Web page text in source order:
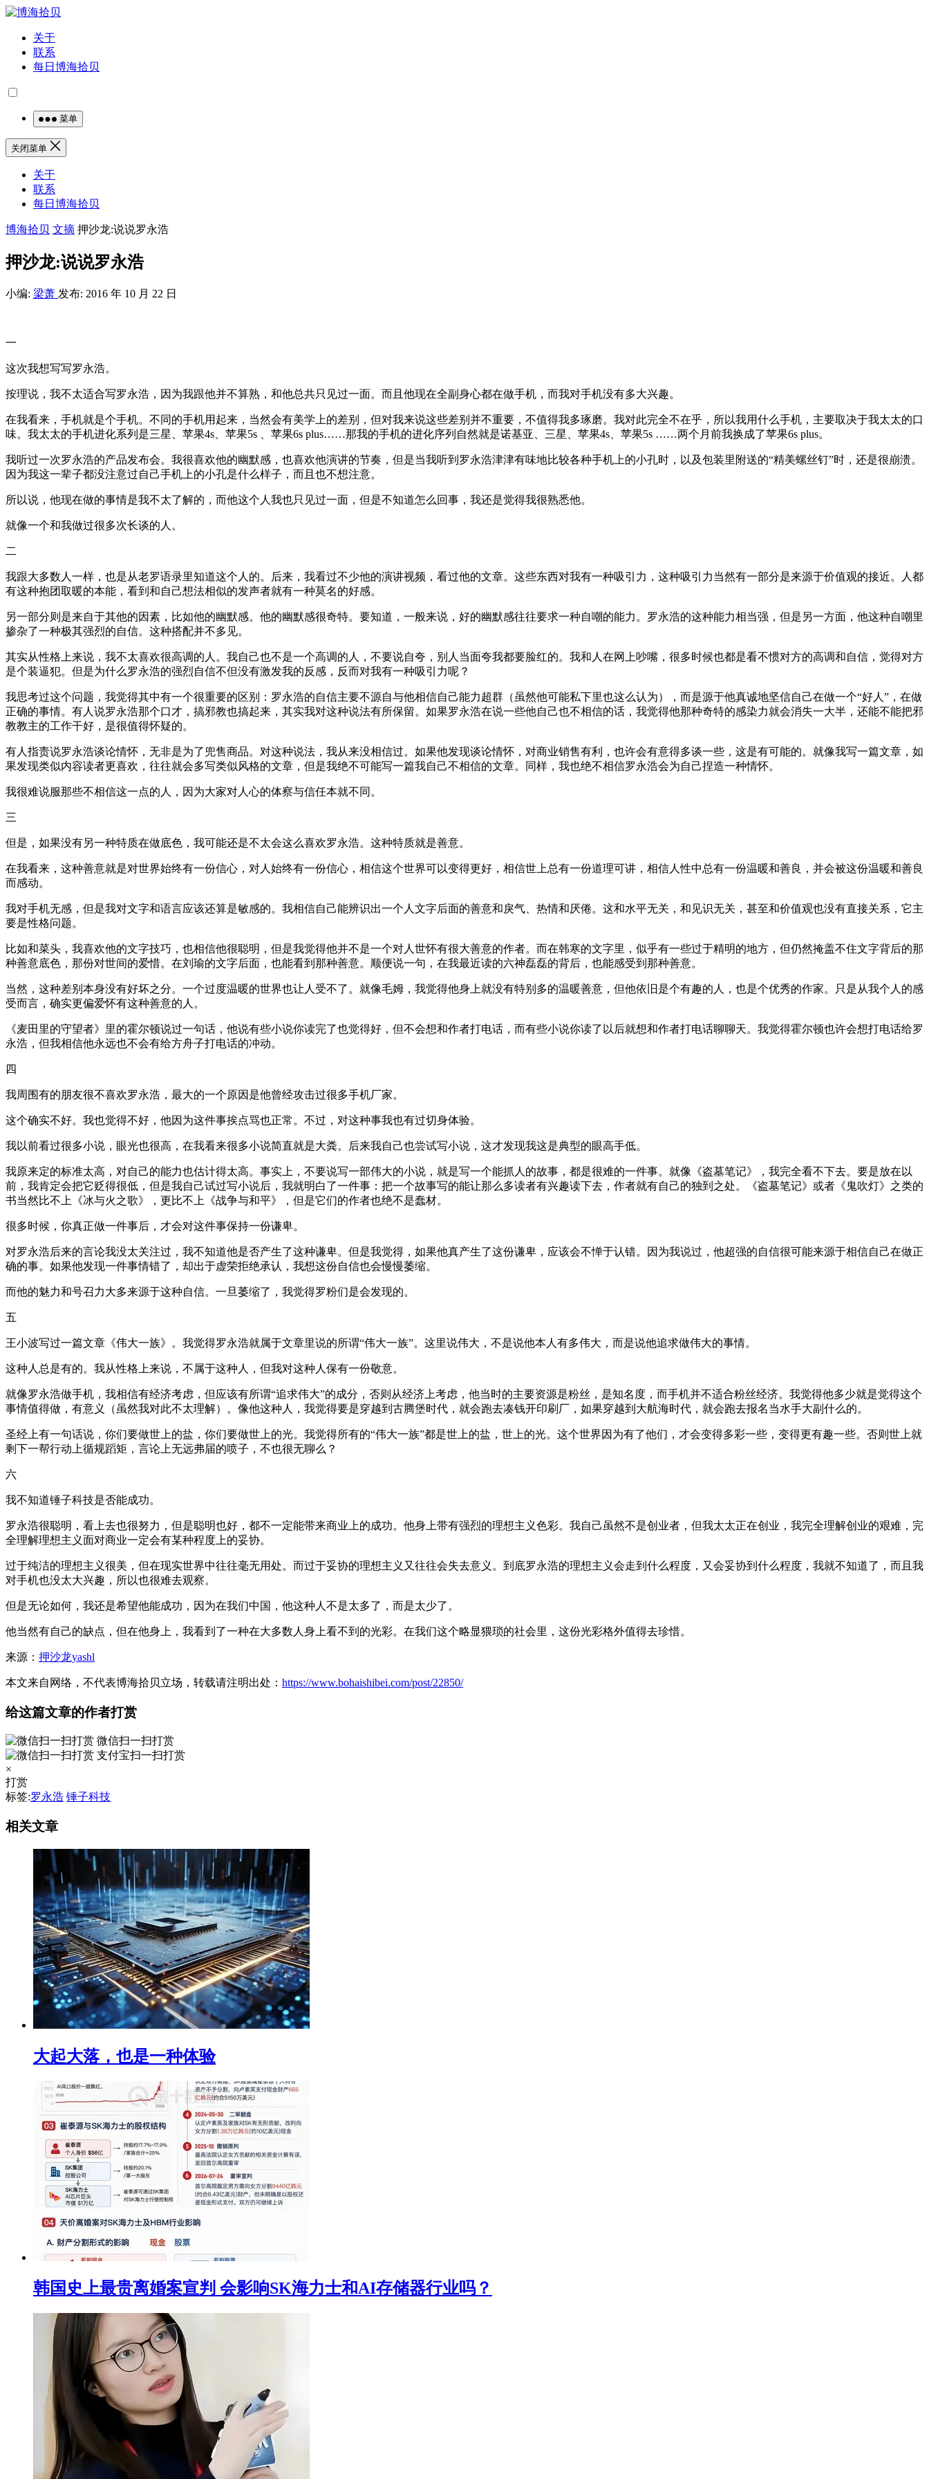
关于
联系
每日博海拾贝
菜单
关闭菜单
关于
联系
每日博海拾贝
博海拾贝 文摘 押沙龙:说说罗永浩
押沙龙:说说罗永浩
小编: 梁萧 发布: 2016 年 10 月 22 日
一
这次我想写写罗永浩。
按理说，我不太适合写罗永浩，因为我跟他并不算熟，和他总共只见过一面。而且他现在全副身心都在做手机，而我对手机没有多大兴趣。
在我看来，手机就是个手机。不同的手机用起来，当然会有美学上的差别，但对我来说这些差别并不重要，不值得我多琢磨。我对此完全不在乎，所以我用什么手机，主要取决于我太太的口
味。我太太的手机进化系列是三星、苹果4s、苹果5s 、苹果6s plus……那我的手机的进化序列自然就是诺基亚、三星、苹果4s、苹果5s ……两个月前我换成了苹果6s plus。
我听过一次罗永浩的产品发布会。我很喜欢他的幽默感，也喜欢他演讲的节奏，但是当我听到罗永浩津津有味地比较各种手机上的小孔时，以及包装里附送的“精美螺丝钉”时，还是很崩溃。
因为我这一辈子都没注意过自己手机上的小孔是什么样子，而且也不想注意。
所以说，他现在做的事情是我不太了解的，而他这个人我也只见过一面，但是不知道怎么回事，我还是觉得我很熟悉他。
就像一个和我做过很多次长谈的人。
二
我跟大多数人一样，也是从老罗语录里知道这个人的。后来，我看过不少他的演讲视频，看过他的文章。这些东西对我有一种吸引力，这种吸引力当然有一部分是来源于价值观的接近。人都
有这种抱团取暖的本能，看到和自己想法相似的发声者就有一种莫名的好感。
另一部分则是来自于其他的因素，比如他的幽默感。他的幽默感很奇特。要知道，一般来说，好的幽默感往往要求一种自嘲的能力。罗永浩的这种能力相当强，但是另一方面，他这种自嘲里
掺杂了一种极其强烈的自信。这种搭配并不多见。
其实从性格上来说，我不太喜欢很高调的人。我自己也不是一个高调的人，不要说自夸，别人当面夸我都要脸红的。我和人在网上吵嘴，很多时候也都是看不惯对方的高调和自信，觉得对方
是个装逼犯。但是为什么罗永浩的强烈自信不但没有激发我的反感，反而对我有一种吸引力呢？
我思考过这个问题，我觉得其中有一个很重要的区别：罗永浩的自信主要不源自与他相信自己能力超群（虽然他可能私下里也这么认为），而是源于他真诚地坚信自己在做一个“好人”，在做
正确的事情。有人说罗永浩那个口才，搞邪教也搞起来，其实我对这种说法有所保留。如果罗永浩在说一些他自己也不相信的话，我觉得他那种奇特的感染力就会消失一大半，还能不能把邪
教教主的工作干好，是很值得怀疑的。
有人指责说罗永浩谈论情怀，无非是为了兜售商品。对这种说法，我从来没相信过。如果他发现谈论情怀，对商业销售有利，也许会有意得多谈一些，这是有可能的。就像我写一篇文章，如
果发现类似内容读者更喜欢，往往就会多写类似风格的文章，但是我绝不可能写一篇我自己不相信的文章。同样，我也绝不相信罗永浩会为自己捏造一种情怀。
我很难说服那些不相信这一点的人，因为大家对人心的体察与信任本就不同。
三
但是，如果没有另一种特质在做底色，我可能还是不太会这么喜欢罗永浩。这种特质就是善意。
在我看来，这种善意就是对世界始终有一份信心，对人始终有一份信心，相信这个世界可以变得更好，相信世上总有一份道理可讲，相信人性中总有一份温暖和善良，并会被这份温暖和善良
而感动。
我对手机无感，但是我对文字和语言应该还算是敏感的。我相信自己能辨识出一个人文字后面的善意和戾气、热情和厌倦。这和水平无关，和见识无关，甚至和价值观也没有直接关系，它主
要是性格问题。
比如和菜头，我喜欢他的文字技巧，也相信他很聪明，但是我觉得他并不是一个对人世怀有很大善意的作者。而在韩寒的文字里，似乎有一些过于精明的地方，但仍然掩盖不住文字背后的那
种善意底色，那份对世间的爱惜。在刘瑜的文字后面，也能看到那种善意。顺便说一句，在我最近读的六神磊磊的背后，也能感受到那种善意。
当然，这种差别本身没有好坏之分。一个过度温暖的世界也让人受不了。就像毛姆，我觉得他身上就没有特别多的温暖善意，但他依旧是个有趣的人，也是个优秀的作家。只是从我个人的感
受而言，确实更偏爱怀有这种善意的人。
《麦田里的守望者》里的霍尔顿说过一句话，他说有些小说你读完了也觉得好，但不会想和作者打电话，而有些小说你读了以后就想和作者打电话聊聊天。我觉得霍尔顿也许会想打电话给罗
永浩，但我相信他永远也不会有给方舟子打电话的冲动。
四
我周围有的朋友很不喜欢罗永浩，最大的一个原因是他曾经攻击过很多手机厂家。
这个确实不好。我也觉得不好，他因为这件事挨点骂也正常。不过，对这种事我也有过切身体验。
我以前看过很多小说，眼光也很高，在我看来很多小说简直就是大粪。后来我自己也尝试写小说，这才发现我这是典型的眼高手低。
我原来定的标准太高，对自己的能力也估计得太高。事实上，不要说写一部伟大的小说，就是写一个能抓人的故事，都是很难的一件事。就像《盗墓笔记》，我完全看不下去。要是放在以
前，我肯定会把它贬得很低，但是我自己试过写小说后，我就明白了一件事：把一个故事写的能让那么多读者有兴趣读下去，作者就有自己的独到之处。《盗墓笔记》或者《鬼吹灯》之类的
书当然比不上《冰与火之歌》，更比不上《战争与和平》，但是它们的作者也绝不是蠢材。
很多时候，你真正做一件事后，才会对这件事保持一份谦卑。
对罗永浩后来的言论我没太关注过，我不知道他是否产生了这种谦卑。但是我觉得，如果他真产生了这份谦卑，应该会不惮于认错。因为我说过，他超强的自信很可能来源于相信自己在做正
确的事。如果他发现一件事情错了，却出于虚荣拒绝承认，我想这份自信也会慢慢萎缩。
而他的魅力和号召力大多来源于这种自信。一旦萎缩了，我觉得罗粉们是会发现的。
五
王小波写过一篇文章《伟大一族》。我觉得罗永浩就属于文章里说的所谓“伟大一族”。这里说伟大，不是说他本人有多伟大，而是说他追求做伟大的事情。
这种人总是有的。我从性格上来说，不属于这种人，但我对这种人保有一份敬意。
就像罗永浩做手机，我相信有经济考虑，但应该有所谓“追求伟大”的成分，否则从经济上考虑，他当时的主要资源是粉丝，是知名度，而手机并不适合粉丝经济。我觉得他多少就是觉得这个
事情值得做，有意义（虽然我对此不太理解）。像他这种人，我觉得要是穿越到古腾堡时代，就会跑去凑钱开印刷厂，如果穿越到大航海时代，就会跑去报名当水手大副什么的。
圣经上有一句话说，你们要做世上的盐，你们要做世上的光。我觉得所有的“伟大一族”都是世上的盐，世上的光。这个世界因为有了他们，才会变得多彩一些，变得更有趣一些。否则世上就
剩下一帮行动上循规蹈矩，言论上无远弗届的喷子，不也很无聊么？
六
我不知道锤子科技是否能成功。
罗永浩很聪明，看上去也很努力，但是聪明也好，都不一定能带来商业上的成功。他身上带有强烈的理想主义色彩。我自己虽然不是创业者，但我太太正在创业，我完全理解创业的艰难，完
全理解理想主义面对商业一定会有某种程度上的妥协。
过于纯洁的理想主义很美，但在现实世界中往往毫无用处。而过于妥协的理想主义又往往会失去意义。到底罗永浩的理想主义会走到什么程度，又会妥协到什么程度，我就不知道了，而且我
对手机也没太大兴趣，所以也很难去观察。
但是无论如何，我还是希望他能成功，因为在我们中国，他这种人不是太多了，而是太少了。
他当然有自己的缺点，但在他身上，我看到了一种在大多数人身上看不到的光彩。在我们这个略显猥琐的社会里，这份光彩格外值得去珍惜。
来源： 押沙龙yashl
本文来自网络，不代表博海拾贝立场，转载请注明出处： https://www.bohaishibei.com/post/22850/
给这篇文章的作者打赏
微信扫一扫打赏
支付宝扫一扫打赏
×
打赏
标签:罗永浩 锤子科技
相关文章
大起大落，也是一种体验
韩国史上最贵离婚案宣判 会影响SK海力士和AI存储器行业吗？